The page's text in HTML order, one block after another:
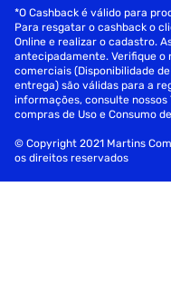
*O Cashback é válido para
Para resgatar o cashback o
Online e realizar o cadastro.
antecipadamente. Verifique o
comerciais (Disponibilidade
entrega) são válidas para a
informações, consulte nossos
compras de Uso e Consumo
© Copyright 2021 Martins
os direitos reservados